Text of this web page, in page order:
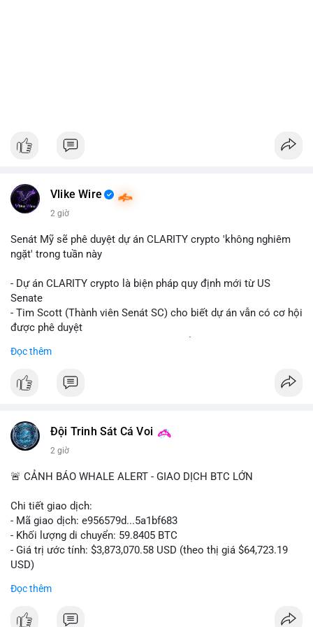
Vlike Wire
2 giờ
Senát Mỹ sẽ phê duyệt dự án CLARITY crypto 'không nghiêm
ngặt' trong tuần này
- Dự án CLARITY crypto là biện pháp quy định mới từ US
Senate
- Tim Scott (Thành viên Senát SC) cho biết dự án vẫn có cơ hội
được phê duyệt
trình
#vlikevn #titanbot
Đọc thêm
Đội Trinh Sát Cá Voi
2 giờ
🚨 CẢNH BÁO WHALE ALERT - GIAO DỊCH BTC LỚN
Chi tiết giao dịch:
- Mã giao dịch: e956579d...5a1bf683
- Khối lượng di chuyển: 59.8405 BTC
- Giá trị ước tính: $3,873,070.58 USD (theo thị giá $64,723.19
USD)
kích hoạt di chuyển trong mempool. Với quy mô này, khả năng
Đọc thêm